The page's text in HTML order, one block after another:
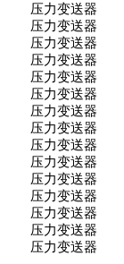
压力变送器
压力变送器
压力变送器
压力变送器
压力变送器
压力变送器
压力变送器
压力变送器
压力变送器
压力变送器
压力变送器
压力变送器
压力变送器
压力变送器
压力变送器